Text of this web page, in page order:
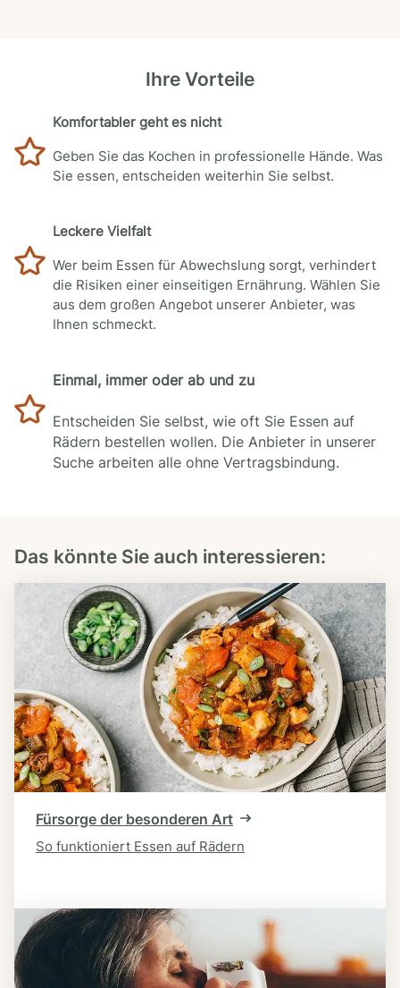
Ihre Vorteile
Komfortabler geht es nicht
Geben Sie das Kochen in professionelle Hände. Was
Sie essen, entscheiden weiterhin Sie selbst.
Leckere Vielfalt
Wer beim Essen für Abwechslung sorgt, verhindert
die Risiken einer einseitigen Ernährung. Wählen Sie
aus dem großen Angebot unserer Anbieter, was
Ihnen schmeckt.
Einmal, immer oder ab und zu
Entscheiden Sie selbst, wie oft Sie Essen auf
Rädern bestellen wollen. Die Anbieter in unserer
Suche arbeiten alle ohne Vertragsbindung.
Das könnte Sie auch interessieren:
Fürsorge der besonderen Art
So funktioniert Essen auf Rädern